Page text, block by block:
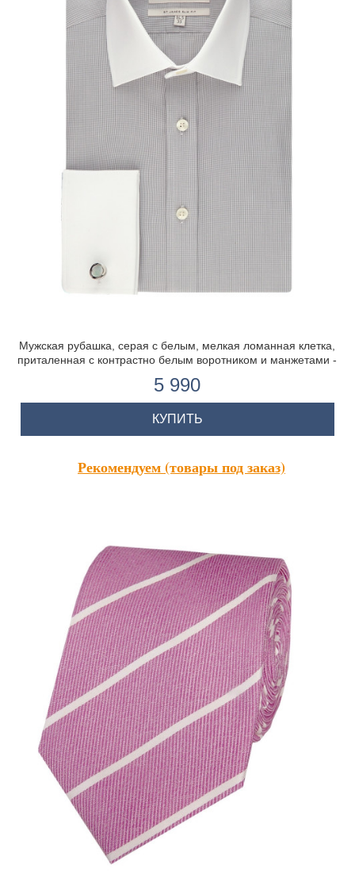
Мужская рубашка, серая с белым, мелкая ломанная клетка,
приталенная с контрастно белым воротником и манжетами -
5 990
КУПИТЬ
Рекомендуем (товары под заказ)